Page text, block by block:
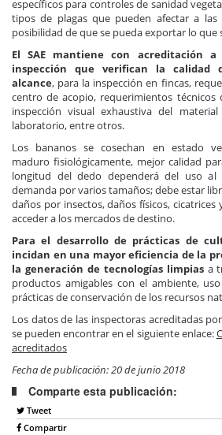
específicos para controles de sanidad
tipos de plagas que pueden afectar a
posibilidad de que se pueda exportar lo que
El SAE mantiene con acreditación a
inspección que verifican la calidad
alcance, para la inspección en fincas,
centro de acopio, requerimientos técnicos
inspección visual exhaustiva del
laboratorio, entre otros.
Los bananos se cosechan en estado
maduro fisiológicamente, mejor calidad
longitud del dedo dependerá del uso
demanda por varios tamaños; debe estar
daños por insectos, daños físicos,
acceder a los mercados de destino.
Para el desarrollo de prácticas de
incidan en una mayor eficiencia de la
la generación de tecnologías limpiasa
productos amigables con el ambiente,
prácticas de conservación de los recursos
Los datos de las inspectoras acreditadas
se pueden encontrar en el siguiente enlace:
acreditados
Fecha de publicación: 20 de junio 2018
Comparte esta publicación:
Tweet
Compartir